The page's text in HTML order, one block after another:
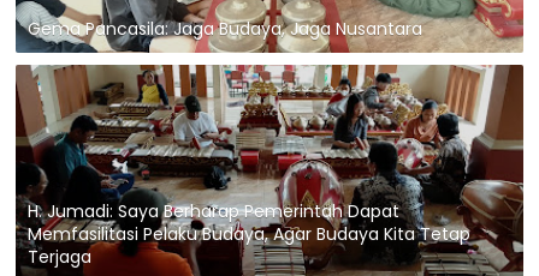
Gema Pancasila: Jaga Budaya, Jaga Nusantara
H. Jumadi: Saya Berharap Pemerintah Dapat
Memfasilitasi Pelaku Budaya, Agar Budaya Kita Tetap
Terjaga